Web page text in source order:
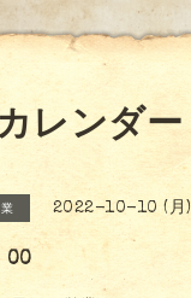
レンダー
2022-10-10 (月)
00